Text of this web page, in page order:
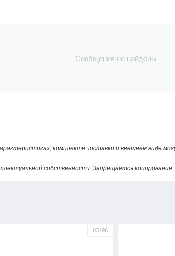
Сообщения не найдены
комплекте поставки и внешнем виде
собственности. Запрещается
03496